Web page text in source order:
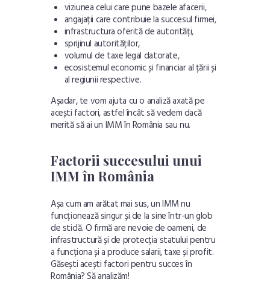
viziunea celui care pune bazele afacerii,
angajații care contribuie la succesul firmei,
infrastructura oferită de autorități,
sprijinul autorităților,
volumul de taxe legal datorate,
ecosistemul economic și financiar al țării și
al regiunii respective.
Așadar, te vom ajuta cu o analiză axată pe
acești factori, astfel încât să vedem dacă
merită să ai un IMM în România sau nu.
Factorii succesului unui
IMM în România
Așa cum am arătat mai sus, un IMM nu
funcționează singur și de la sine într-un glob
de sticlă. O firmă are nevoie de oameni, de
infrastructură și de protecția statului pentru
a funcționa și a produce salarii, taxe și profit.
Găsești acești factori pentru succes în
România? Să analizăm!